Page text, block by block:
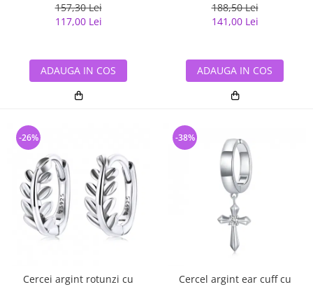
157,30 Lei
117,00 Lei
ADAUGA IN COS
188,50 Lei
141,00 Lei
ADAUGA IN COS
Cercei argint rotunzi cu
-26%
Cercel argint ear cuff cu
-38%